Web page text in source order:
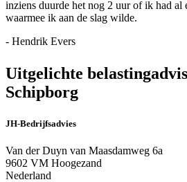
inziens duurde het nog 2 uur of ik had al
waarmee ik aan de slag wilde.
- Hendrik Evers
Uitgelichte
Schipborg
JH-Bedrijfsadvies
Van der Duyn van Maasdamweg 6a
9602 VM Hoogezand
Nederland